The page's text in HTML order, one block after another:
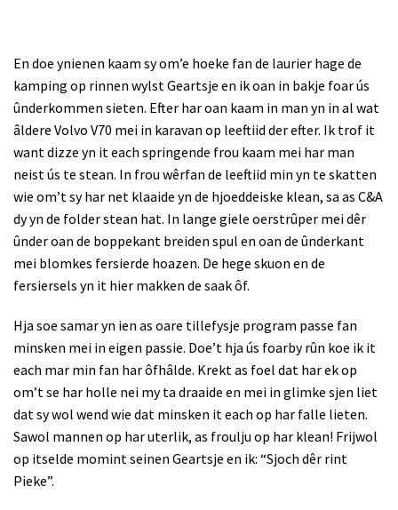
En doe ynienen kaam sy om’e hoeke fan de laurier hage de
kamping op rinnen wylst Geartsje en ik oan in bakje foar ús
ûnderkommen sieten. Efter har oan kaam in man yn in al wat
âldere Volvo V70 mei in karavan op leeftiid der efter. Ik trof it
want dizze yn it each springende frou kaam mei har man
neist ús te stean. In frou wêrfan de leeftiid min yn te skatten
wie om’t sy har net klaaide yn de hjoeddeiske klean, sa as C&A
dy yn de folder stean hat. In lange giele oerstrûper mei dêr
ûnder oan de boppekant breiden spul en oan de ûnderkant
mei blomkes fersierde hoazen. De hege skuon en de
fersiersels yn it hier makken de saak ôf.
Hja soe samar yn ien as oare tillefysje program passe fan
minsken mei in eigen passie. Doe’t hja ús foarby rûn koe ik it
each mar min fan har ôfhâlde. Krekt as foel dat har ek op
om’t se har holle nei my ta draaide en mei in glimke sjen liet
dat sy wol wend wie dat minsken it each op har falle lieten.
Sawol mannen op har uterlik, as froulju op har klean! Frijwol
op itselde momint seinen Geartsje en ik: “Sjoch dêr rint
Pieke”.